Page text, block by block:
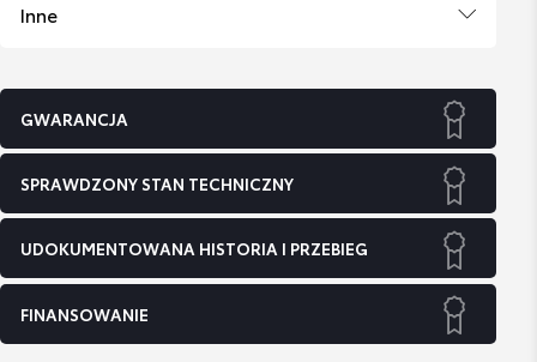
Inne
GWARANCJA
SPRAWDZONY STAN TECHNICZNY
UDOKUMENTOWANA HISTORIA I PRZEBIEG
FINANSOWANIE